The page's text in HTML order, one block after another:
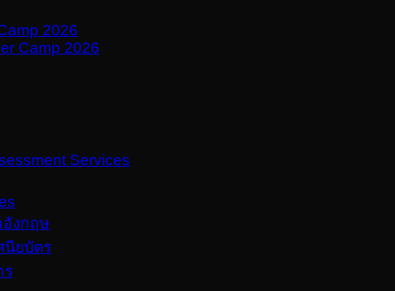
2026
Camp 2026
Services
งกฤษ
นียบัตร
ร